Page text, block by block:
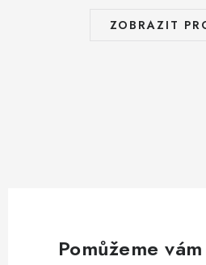
ZOBRAZIT
Pomůžeme